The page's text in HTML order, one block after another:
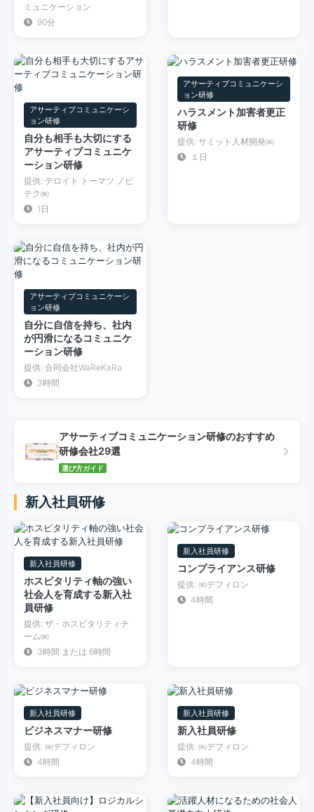
ミュニケーション
90分
アサーティブコミュニケーシ
ョン研修
自分も相手も大切にする
アサーティブコミュニケ
ーション研修
提供: デロイト トーマツ ノビ
テク㈱
1日
アサーティブコミュニケーシ
ョン研修
ハラスメント加害者更正
研修
提供: サミット人材開発㈱
１日
アサーティブコミュニケーシ
ョン研修
自分に自信を持ち、社内
が円滑になるコミュニケ
ーション研修
提供: 合同会社WaReKaRa
3時間
アサーティブコミュニケーション研修のおすすめ
研修会社29選
選び方ガイド
新入社員研修
新入社員研修
ホスピタリティ軸の強い
社会人を育成する新入社
員研修
提供: ザ・ホスピタリティチ
ーム㈱
3時間 または 6時間
新入社員研修
コンプライアンス研修
提供: ㈱デフィロン
4時間
新入社員研修
ビジネスマナー研修
提供: ㈱デフィロン
4時間
新入社員研修
新入社員研修
提供: ㈱デフィロン
4時間